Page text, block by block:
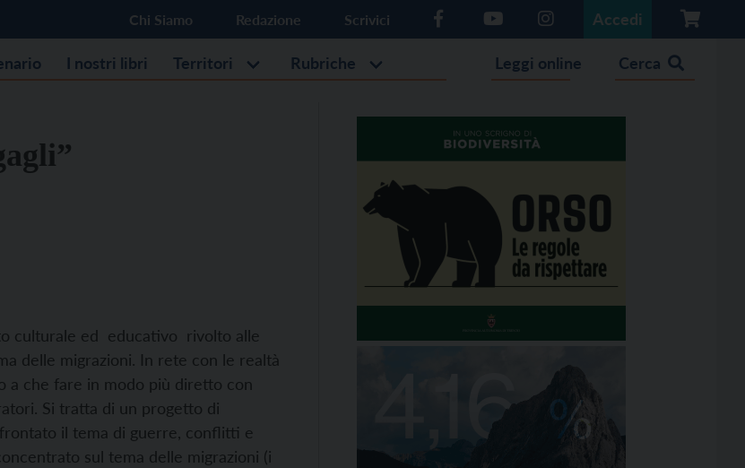
Chi Siamo Redazione Scrivici Accedi
I nostri libri Territori Rubriche Leggi online Cerca
culturale ed educativo rivolto alle
delle migrazioni. In rete con le realtà
a che fare in modo più diretto con
Si tratta di un progetto di
il tema di guerre, conflitti e
sul tema delle migrazioni (i